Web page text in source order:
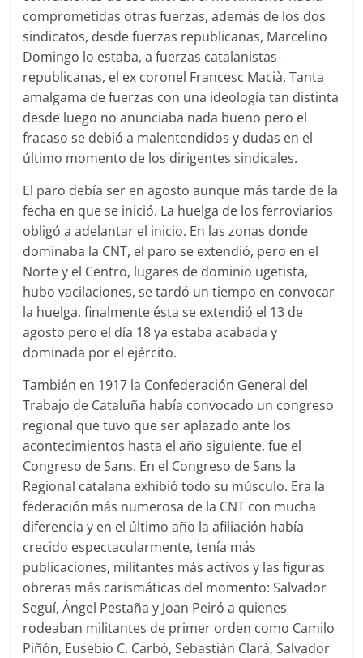
comprometidas otras fuerzas, además de los dos
sindicatos, desde fuerzas republicanas, Marcelino
Domingo lo estaba, a fuerzas catalanistas-
republicanas, el ex coronel Francesc Macià. Tanta
amalgama de fuerzas con una ideología tan distinta
desde luego no anunciaba nada bueno pero el
fracaso se debió a malentendidos y dudas en el
último momento de los dirigentes sindicales.
El paro debía ser en agosto aunque más tarde de la
fecha en que se inició. La huelga de los ferroviarios
obligó a adelantar el inicio. En las zonas donde
dominaba la CNT, el paro se extendió, pero en el
Norte y el Centro, lugares de dominio ugetista,
hubo vacilaciones, se tardó un tiempo en convocar
la huelga, finalmente ésta se extendió el 13 de
agosto pero el día 18 ya estaba acabada y
dominada por el ejército.
También en 1917 la Confederación General del
Trabajo de Cataluña había convocado un congreso
regional que tuvo que ser aplazado ante los
acontecimientos hasta el año siguiente, fue el
Congreso de Sans. En el Congreso de Sans la
Regional catalana exhibió todo su músculo. Era la
federación más numerosa de la CNT con mucha
diferencia y en el último año la afiliación había
crecido espectacularmente, tenía más
publicaciones, militantes más activos y las figuras
obreras más carismáticas del momento: Salvador
Seguí, Ángel Pestaña y Joan Peiró a quienes
rodeaban militantes de primer orden como Camilo
Piñón, Eusebio C. Carbó, Sebastián Clarà, Salvador